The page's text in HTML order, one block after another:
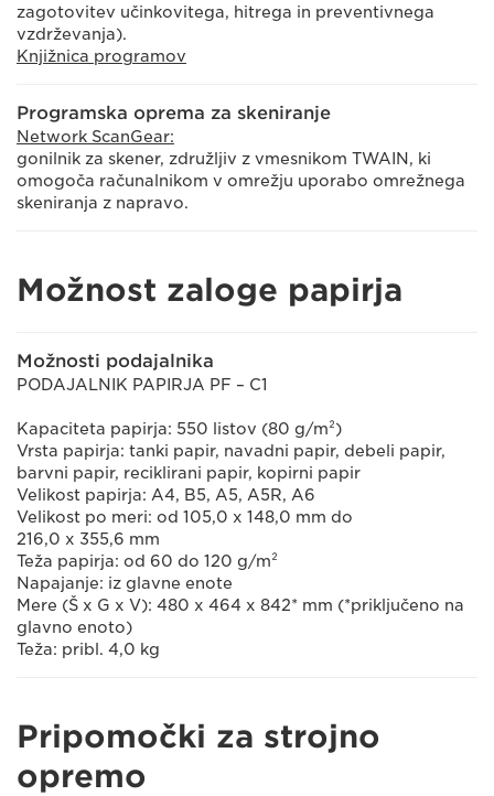
zagotovitev učinkovitega, hitrega in preventivnega
vzdrževanja).
Knjižnica programov
Programska oprema za skeniranje
Network ScanGear:
gonilnik za skener, združljiv z vmesnikom TWAIN, ki
omogoča računalnikom v omrežju uporabo omrežnega
skeniranja z napravo.
Možnost zaloge papirja
Možnosti podajalnika
PODAJALNIK PAPIRJA PF – C1
Kapaciteta papirja: 550 listov (80 g/m²)
Vrsta papirja: tanki papir, navadni papir, debeli papir,
barvni papir, reciklirani papir, kopirni papir
Velikost papirja: A4, B5, A5, A5R, A6
Velikost po meri: od 105,0 x 148,0 mm do
216,0 x 355,6 mm
Teža papirja: od 60 do 120 g/m²
Napajanje: iz glavne enote
Mere (Š x G x V): 480 x 464 x 842* mm (*priključeno na
glavno enoto)
Teža: pribl. 4,0 kg
Pripomočki za strojno
opremo